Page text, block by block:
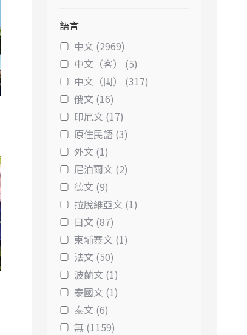
語言
中文 (2969)
中文（客） (5)
中文（閩） (317)
俄文 (16)
印尼文 (17)
原住民語 (3)
外文 (1)
尼泊爾文 (2)
德文 (9)
拉脫維亞文 (1)
日文 (87)
柬埔寨文 (1)
法文 (50)
波蘭文 (1)
泰國文 (1)
泰文 (6)
無 (1159)